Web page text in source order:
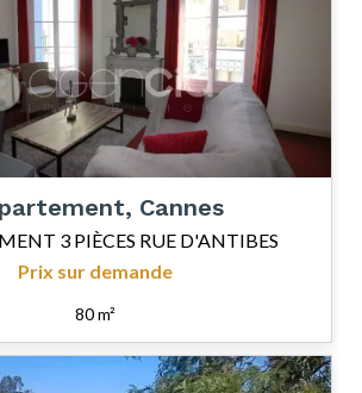
Cannes
3 PIÈCES RUE D'ANTIBES
Prix sur demande
80 m²